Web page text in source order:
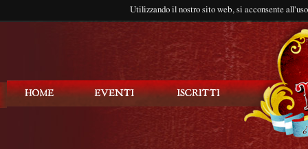
Utilizzando il nostro sito web, si acconsente